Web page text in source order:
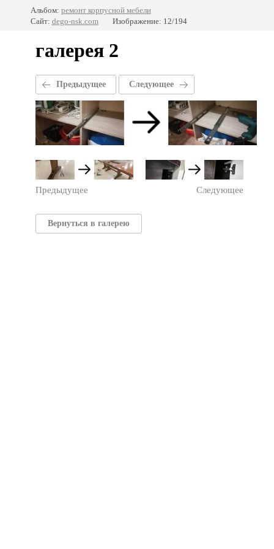
Альбом: ремонт корпусной мебели
Сайт: dego-nsk.com Изображение: 12/194
галерея 2
Предыдущее Следующее
Предыдущее Следующее
Вернуться в галерею